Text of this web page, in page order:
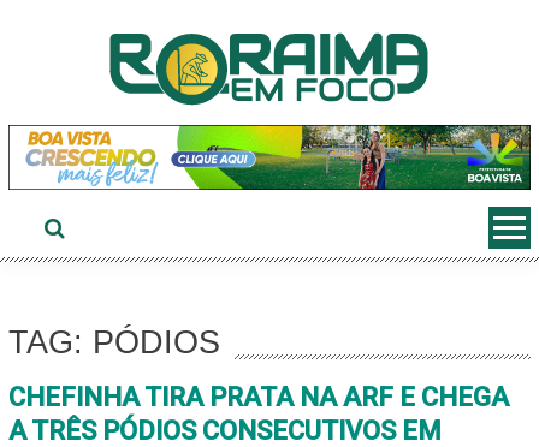
TAG: PÓDIOS
CHEFINHA TIRA PRATA NA ARF E CHEGA
A TRÊS PÓDIOS CONSECUTIVOS EM